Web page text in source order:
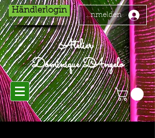
Händlerlogin
Anmelden
Atelier
Dominique D'Angelo